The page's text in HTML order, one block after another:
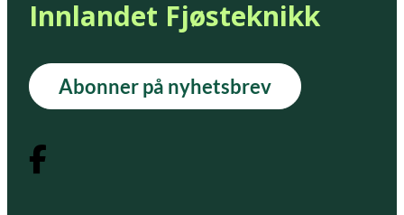
Innlandet Fjøsteknikk
Abonner på nyhetsbrev